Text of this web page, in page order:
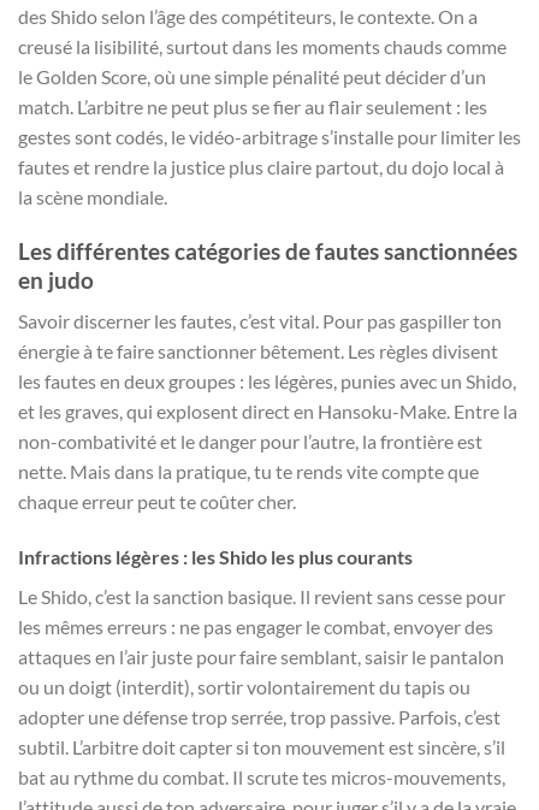
des Shido selon l’âge des compétiteurs, le contexte. On a
creusé la lisibilité, surtout dans les moments chauds comme
le Golden Score, où une simple pénalité peut décider d’un
match. L’arbitre ne peut plus se fier au flair seulement : les
gestes sont codés, le vidéo-arbitrage s’installe pour limiter les
fautes et rendre la justice plus claire partout, du dojo local à
la scène mondiale.
Les différentes catégories de fautes sanctionnées
en judo
Savoir discerner les fautes, c’est vital. Pour pas gaspiller ton
énergie à te faire sanctionner bêtement. Les règles divisent
les fautes en deux groupes : les légères, punies avec un Shido,
et les graves, qui explosent direct en Hansoku-Make. Entre la
non-combativité et le danger pour l’autre, la frontière est
nette. Mais dans la pratique, tu te rends vite compte que
chaque erreur peut te coûter cher.
Infractions légères : les Shido les plus courants
Le Shido, c’est la sanction basique. Il revient sans cesse pour
les mêmes erreurs : ne pas engager le combat, envoyer des
attaques en l’air juste pour faire semblant, saisir le pantalon
ou un doigt (interdit), sortir volontairement du tapis ou
adopter une défense trop serrée, trop passive. Parfois, c’est
subtil. L’arbitre doit capter si ton mouvement est sincère, s’il
bat au rythme du combat. Il scrute tes micros-mouvements,